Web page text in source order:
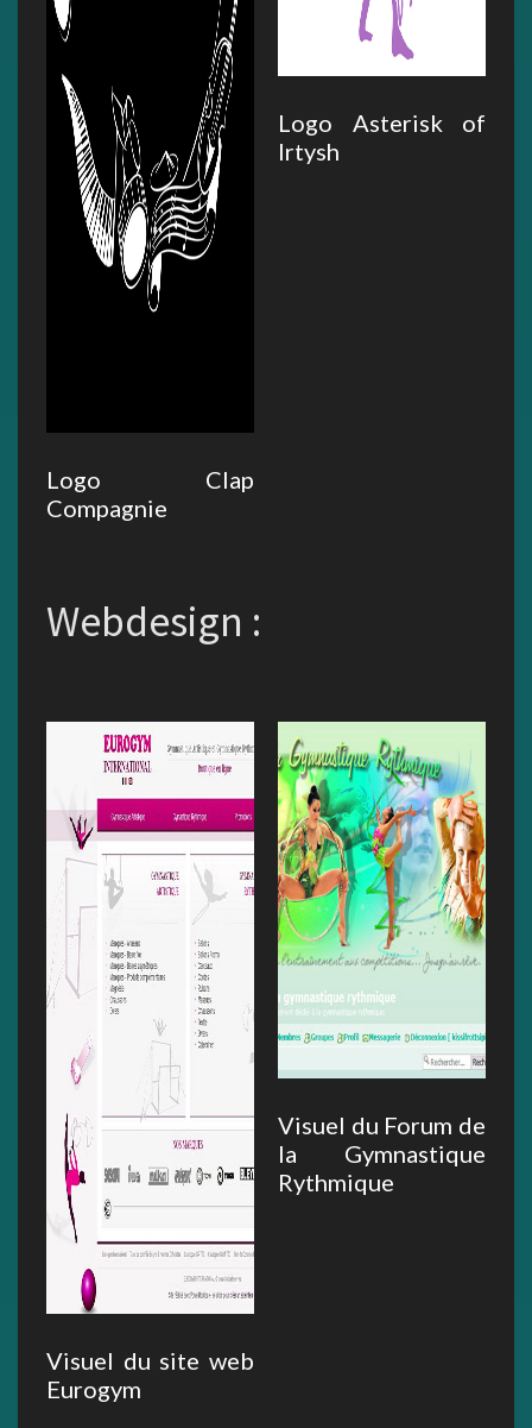
Logo Clap
Compagnie
Logo Asterisk of
Irtysh
Webdesign :
Visuel du site web
Eurogym
Visuel du Forum de
la Gymnastique
Rythmique